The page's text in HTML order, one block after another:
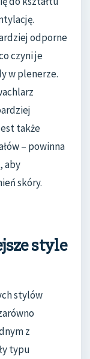
odporne
czyni je
w plenerze.
także
– powinna
aby
skóry.
style
stylów
z
typu